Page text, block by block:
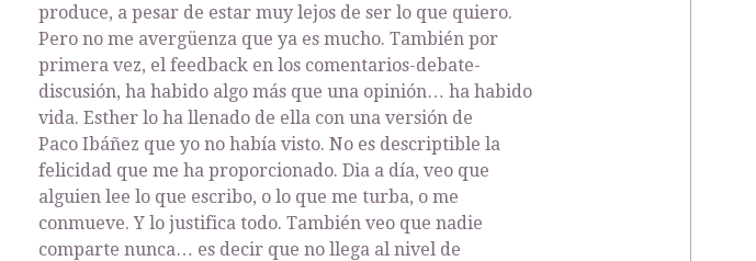
produce, a pesar de estar muy lejos de ser lo que quiero.
Pero no me avergüenza que ya es mucho. También por
primera vez, el feedback en los comentarios-debate-
discusión, ha habido algo más que una opinión… ha habido
vida. Esther lo ha llenado de ella con una versión de
Paco Ibáñez que yo no había visto. No es descriptible la
felicidad que me ha proporcionado. Dia a día, veo que
alguien lee lo que escribo, o lo que me turba, o me
conmueve. Y lo justifica todo. También veo que nadie
comparte nunca… es decir que no llega al nivel de